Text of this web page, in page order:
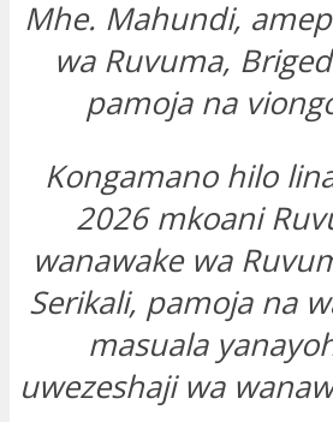
Mhe. Mahundi,
wa Ruvuma,
pamoja na
Kongamano hilo
2026 mkoani
wanawake wa
Serikali, pamoja na
masuala
uwezeshaji wa